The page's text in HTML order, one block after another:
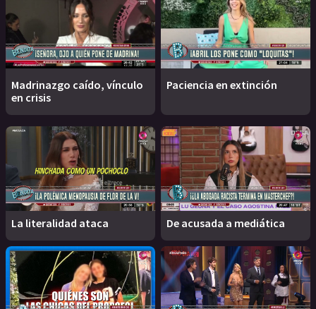
Madrinazgo caído, vínculo
en crisis
Paciencia en extinción
La literalidad ataca De acusada a mediática